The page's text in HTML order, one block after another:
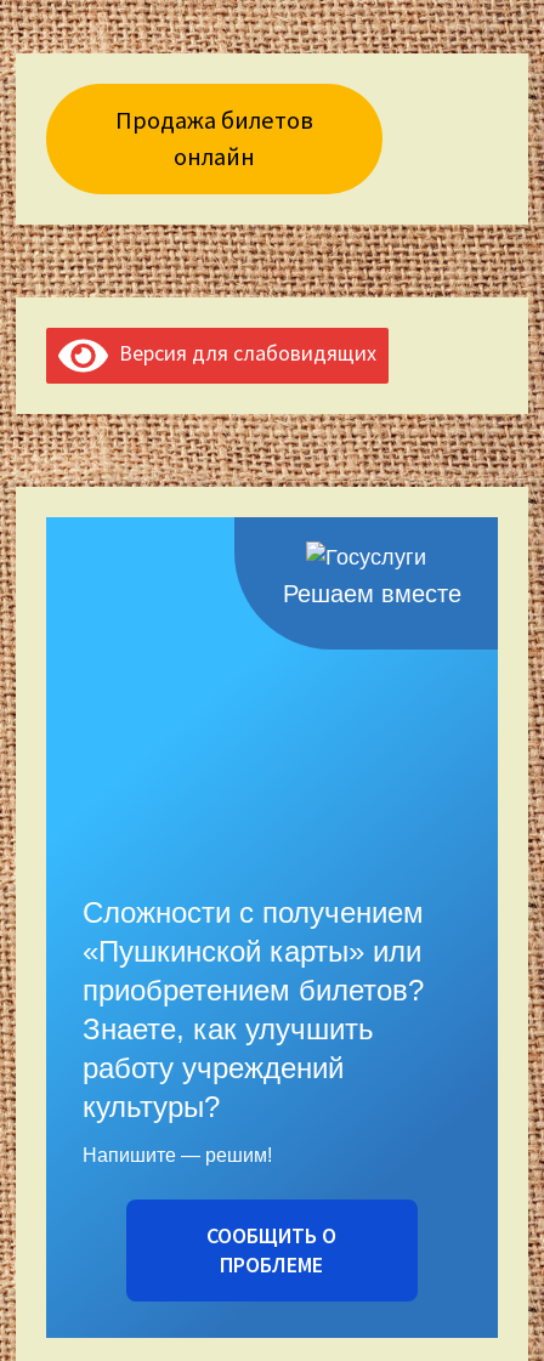
Продажа билетов
онлайн
Версия для слабовидящих
Решаем вместе
Сложности с получением
«Пушкинской карты» или
приобретением билетов?
Знаете, как улучшить
работу учреждений
культуры?
Напишите — решим!
СООБЩИТЬ О
ПРОБЛЕМЕ